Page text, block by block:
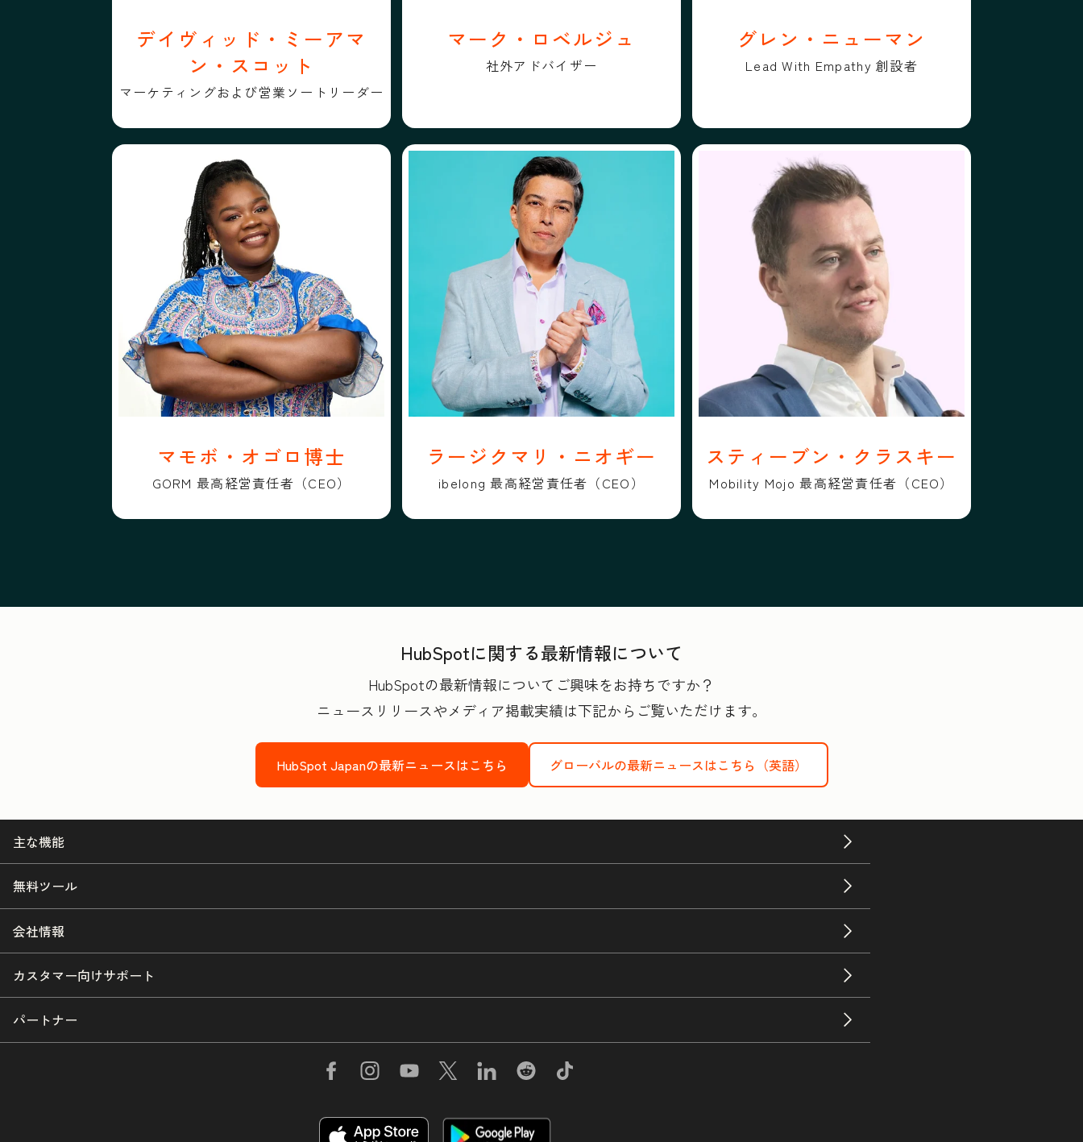
デイヴィッド・ミーアマ
ン・スコット
マーケティングおよび営業ソートリーダー
マーク・ロベルジュ
社外アドバイザー
グレン・ニューマン
Lead With Empathy 創設者
プロフィール
マモボ・オゴロ博士
フォローする
マモボ・オゴロ博士
マモボ・オゴロ博士
GORM 最高経営責任者（CEO）
プロフィール
ラージクマリ・ニオギー
フォローする
ラージクマリ・ニオギー
ラージクマリ・ニオギー
ibelong 最高経営責任者（CEO）
プロフィール
スティーブン・クラスキー
フォローする
スティーブン・クラスキー
スティーブン・クラスキー
Mobility Mojo 最高経営責任者（CEO）
HubSpotに関する最新情報について
HubSpotの最新情報についてご興味をお持ちですか？
ニュースリリースやメディア掲載実績は下記からご覧いただけます。
HubSpot Japanの最新ニュースはこちら グローバルの最新ニュースはこちら（英語）
主な機能
無料ツール
会社情報
カスタマー向けサポート
パートナー